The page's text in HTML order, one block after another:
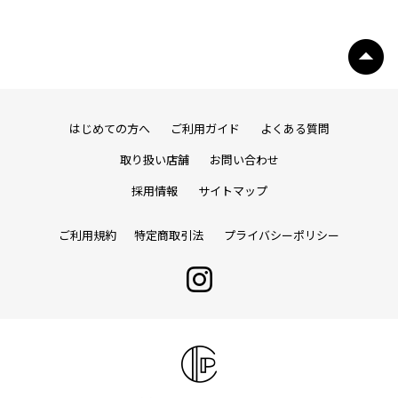
はじめての方へ ご利用ガイド よくある質問
取り扱い店舗 お問い合わせ
採用情報 サイトマップ
ご利用規約 特定商取引法 プライバシーポリシー